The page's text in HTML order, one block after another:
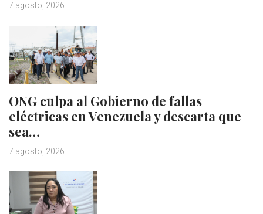
7 agosto, 2026
ONG culpa al Gobierno de fallas
eléctricas en Venezuela y descarta que
sea…
7 agosto, 2026